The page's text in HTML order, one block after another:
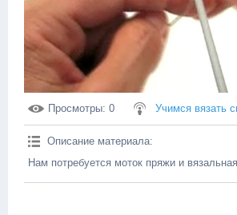
Просмотры: 0 Учимся вязать
Описание материала:
Нам потребуется моток пряжи и